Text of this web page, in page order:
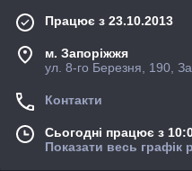
Працює з 23.10.2013
м. Запоріжжя
ул. 8-го Березня, 190,
Контакти
Сьогодні працює з
Показати весь графік